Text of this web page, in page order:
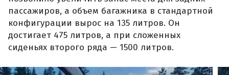
пассажиров, а объем багажника в стандартной
конфигурации вырос на 135 литров. Он
достигает 475 литров, а при сложенных
сиденьях второго ряда — 1500 литров.